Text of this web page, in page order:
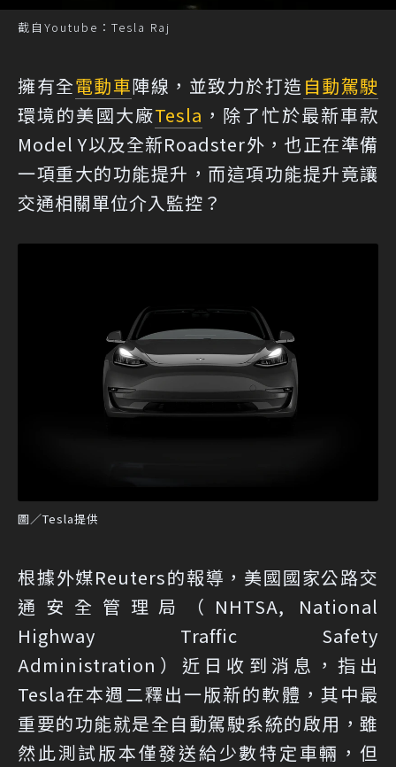
截自Youtube：Tesla Raj
擁有全電動車陣線，並致力於打造 自動駕駛
環境的美國大廠Tesla ，除了忙於最新車款
Model Y以及全新Roadster外，也正在準備
一項重大的功能提升，而這項功能提升竟讓
交通相關單位介入監控？
圖／Tesla提供
根據外媒Reuters的報導，美國國家公路交
通安全管理局（NHTSA, National
Highway Traffic Safety
Administration）近日收到消息，指出
Tesla在本週二釋出一版新的軟體，其中最
重要的功能就是全自動駕駛系統的啟用，雖
然此測試版本僅發送給少數特定車輛，但